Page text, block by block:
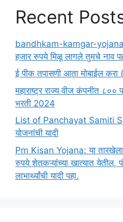
Recent
bandhkam-kamgar-yojana:
हजार रुपये मिळू लागले तुमचे नाव
ई पीक तपासणी आता मोबाईल करा
महाराष्ट्र राज्य वीज कंपनीत ८००
भरती 2024
List of Panchayat Samiti
योजनांची यादी
Pm Kisan Yojana: या तारखेला
रुपये शेतकऱ्यांच्या खात्यात येतील,
लाभार्थ्यांची यादी पहा.